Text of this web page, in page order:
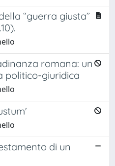
“guerra giusta”
romana: un
politico-giuridica
di un